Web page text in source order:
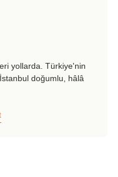
yollarda. Türkiye'nin
doğumlu, hâlâ